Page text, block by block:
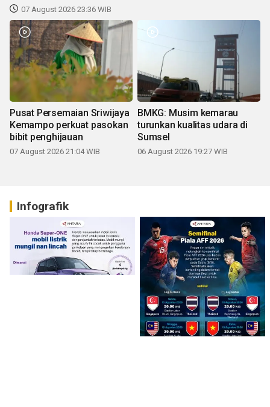
07 August 2026 23:36 WIB
Pusat Persemaian Sriwijaya
Kemampo perkuat pasokan
bibit penghijauan
07 August 2026 21:04 WIB
BMKG: Musim kemarau
turunkan kualitas udara di
Sumsel
06 August 2026 19:27 WIB
Infografik